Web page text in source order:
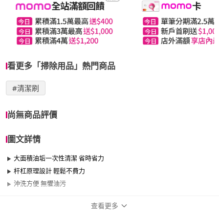
看更多「掃除用品」熱門商品
#清潔刷
尚無商品評價
圖文詳情
大面積油垢一次性清潔 省時省力
杆杠原理設計 輕鬆不費力
沖洗方便 無懼油污
查看更多